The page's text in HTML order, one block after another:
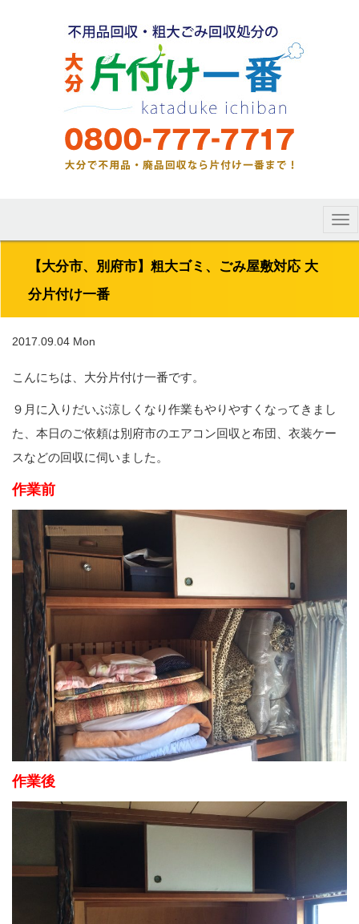
【大分市、別府市】粗大ゴミ、ごみ屋敷対応 大
分片付け一番
2017.09.04 Mon
こんにちは、大分片付け一番です。
９月に入りだいぶ涼しくなり作業もやりやすくなってきまし
た、本日のご依頼は別府市のエアコン回収と布団、衣装ケー
スなどの回収に伺いました。
作業前
作業後